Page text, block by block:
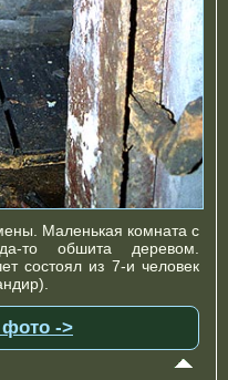
Маленькая комната с
то обшита деревом.
состоял из 7-и человек
->